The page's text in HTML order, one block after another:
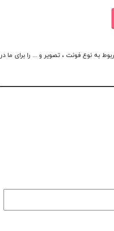
به نوع فونت ، تصویر و ... را برای ما در